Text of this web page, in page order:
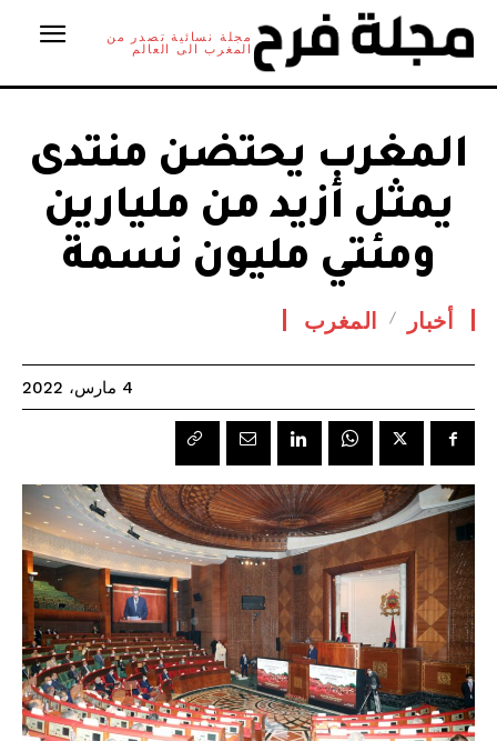
مجلة نسائية تصدر من
المغرب الى العالم
المغرب يحتضن منتدى
يمثل أزيد من مليارين
ومئتي مليون نسمة
أخبار المغرب
4 مارس، 2022